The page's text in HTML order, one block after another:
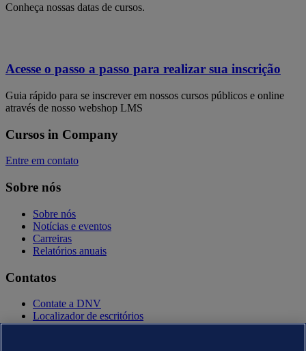
Conheça nossas datas de cursos.
Acesse o passo a passo para realizar sua inscrição
Guia rápido para se inscrever em nossos cursos públicos e online
através de nosso webshop LMS
Cursos in Company
Entre em contato
Sobre nós
Sobre nós
Notícias e eventos
Carreiras
Relatórios anuais
Contatos
Contate a DNV
Localizador de escritórios
Contatos para imprensa